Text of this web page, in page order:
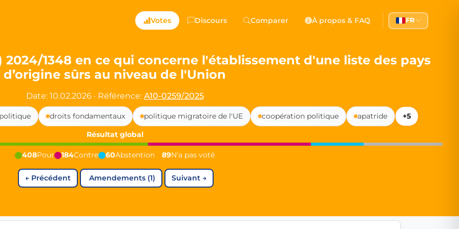
Directly Shaping Democracy
political party in Germany dedicated to digital democracy, government transparency, and citizen
since 2024
PdF co-founder
youngest mayor at 19 years old
democracy").
Votes Discours Comparer À propos & FAQ FR
1348 en ce qui concerne l'établissement d'une liste des pays
d’origine sûrs au niveau de l'Union
Date: 10.02.2026 · Référence: A10-0259/2025
droits fondamentaux politique migratoire de l'UE coopération politique apatride
+5
Résultat global
408Pour 184Contre 60Abstention 89N'a pas voté
← Précédent Amendements (1) Suivant →